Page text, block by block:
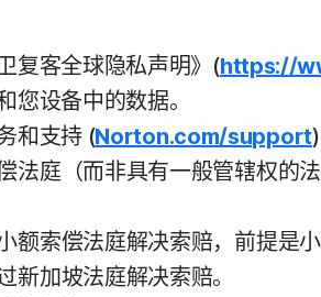
复客全球隐私声明》(https://
设备中的数据。
和支持 (Norton.com/support
庭（而非具有一般管辖权的
额索偿法庭解决索赔，前提是
加坡法庭解决索赔。